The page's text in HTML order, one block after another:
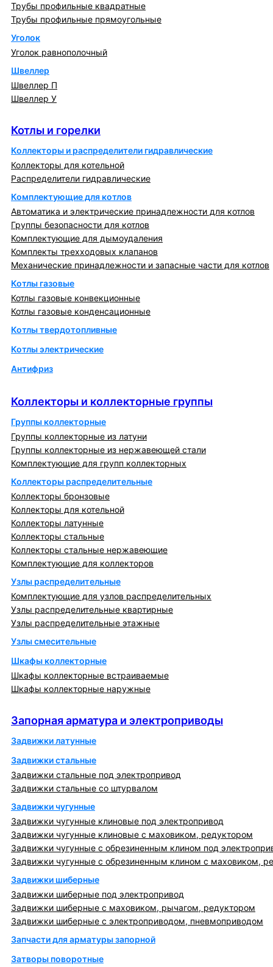
Трубы профильные квадратные
Трубы профильные прямоугольные
Уголок
Уголок равнополочный
Швеллер
Швеллер П
Швеллер У
Котлы и горелки
Коллекторы и распределители гидравлические
Коллекторы для котельной
Распределители гидравлические
Комплектующие для котлов
Автоматика и электрические принадлежности для котлов
Группы безопасности для котлов
Комплектующие для дымоудаления
Комплекты трехходовых клапанов
Механические принадлежности и запасные части для котлов
Котлы газовые
Котлы газовые конвекционные
Котлы газовые конденсационные
Котлы твердотопливные
Котлы электрические
Антифриз
Коллекторы и коллекторные группы
Группы коллекторные
Группы коллекторные из латуни
Группы коллекторные из нержавеющей стали
Комплектующие для групп коллекторных
Коллекторы распределительные
Коллекторы бронзовые
Коллекторы для котельной
Коллекторы латунные
Коллекторы стальные
Коллекторы стальные нержавеющие
Комплектующие для коллекторов
Узлы распределительные
Комплектующие для узлов распределительных
Узлы распределительные квартирные
Узлы распределительные этажные
Узлы смесительные
Шкафы коллекторные
Шкафы коллекторные встраиваемые
Шкафы коллекторные наружные
Запорная арматура и электроприводы
Задвижки латунные
Задвижки стальные
Задвижки стальные под электропривод
Задвижки стальные со штурвалом
Задвижки чугунные
Задвижки чугунные клиновые под электропривод
Задвижки чугунные клиновые с маховиком, редуктором
Задвижки чугунные с обрезиненным клином под
Задвижки чугунные с обрезиненным клином с маховиком,
Задвижки шиберные
Задвижки шиберные под электропривод
Задвижки шиберные с маховиком, рычагом, редуктором
Задвижки шиберные с электроприводом, пневмоприводом
Запчасти для арматуры запорной
Затворы поворотные